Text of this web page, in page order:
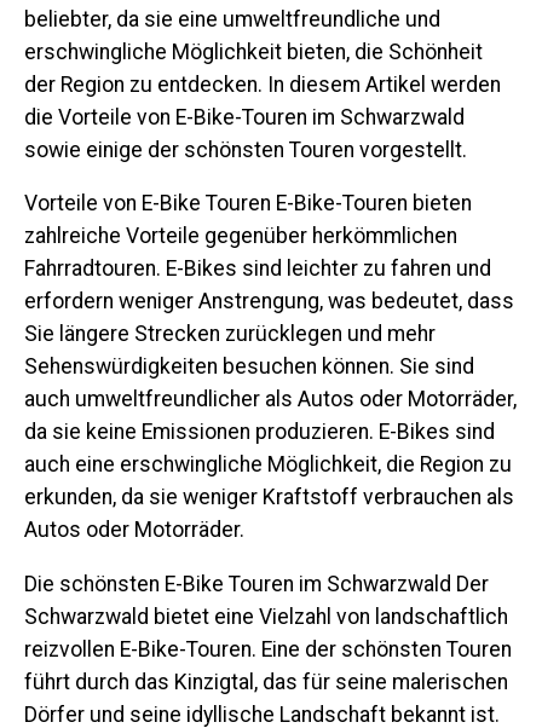
beliebter, da sie eine umweltfreundliche und
erschwingliche Möglichkeit bieten, die Schönheit
der Region zu entdecken. In diesem Artikel werden
die Vorteile von E-Bike-Touren im Schwarzwald
sowie einige der schönsten Touren vorgestellt.
Vorteile von E-Bike Touren E-Bike-Touren bieten
zahlreiche Vorteile gegenüber herkömmlichen
Fahrradtouren. E-Bikes sind leichter zu fahren und
erfordern weniger Anstrengung, was bedeutet, dass
Sie längere Strecken zurücklegen und mehr
Sehenswürdigkeiten besuchen können. Sie sind
auch umweltfreundlicher als Autos oder Motorräder,
da sie keine Emissionen produzieren. E-Bikes sind
auch eine erschwingliche Möglichkeit, die Region zu
erkunden, da sie weniger Kraftstoff verbrauchen als
Autos oder Motorräder.
Die schönsten E-Bike Touren im Schwarzwald Der
Schwarzwald bietet eine Vielzahl von landschaftlich
reizvollen E-Bike-Touren. Eine der schönsten Touren
führt durch das Kinzigtal, das für seine malerischen
Dörfer und seine idyllische Landschaft bekannt ist.